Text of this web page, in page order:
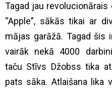
Tagad jau
“Apple”, sākās tikai ar
mājas garāžā. Tagad
vairāk nekā 4000
taču Stīvs Džobss tika
pats sāka. Atlaišana lika